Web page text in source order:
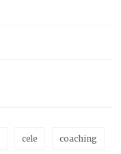
cele coaching